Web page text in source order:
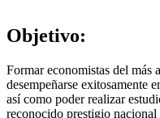
Objetivo:
Formar economistas del más
desempeñarse exitosamente
así como poder realizar
reconocido prestigio